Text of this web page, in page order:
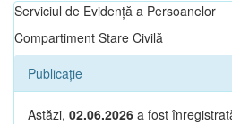
Serviciul de Evidență a Persoanelor
Compartiment Stare Civilă
Publicație
Astăzi, 02.06.2026 a fost